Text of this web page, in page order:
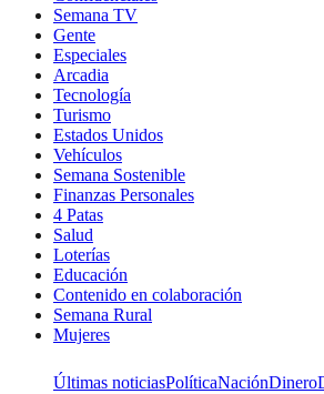
Semana TV
Gente
Especiales
Arcadia
Tecnología
Turismo
Estados Unidos
Vehículos
Semana Sostenible
Finanzas Personales
4 Patas
Salud
Loterías
Educación
Contenido en colaboración
Semana Rural
Mujeres
Últimas noticiasPolíticaNaciónDinero